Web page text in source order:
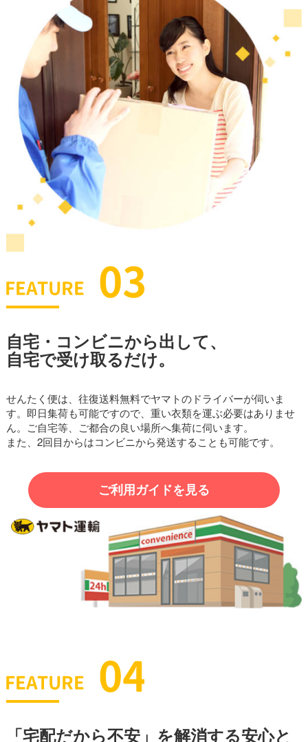
自宅・コンビニから出して、
自宅で受け取るだけ。
せんたく便は、往復送料無料でヤマトのドライバーが伺いま
す。即日集荷も可能ですので、重い衣類を運ぶ必要はありませ
ん。ご自宅等、ご都合の良い場所へ集荷に伺います。
また、2回目からはコンビニから発送することも可能です。
ご利用ガイドを見る
「宅配だから不安」を解消する安心と